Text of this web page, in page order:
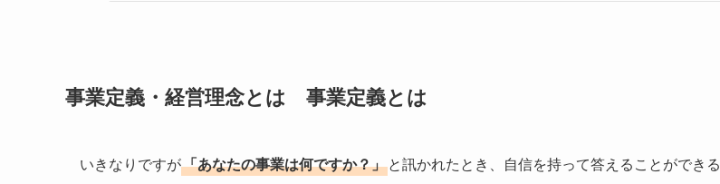
事業定義・経営理念とは 事業定義とは
いきなりですが「あなたの事業は何ですか？」と訊かれたとき、自信を持って答えることができ